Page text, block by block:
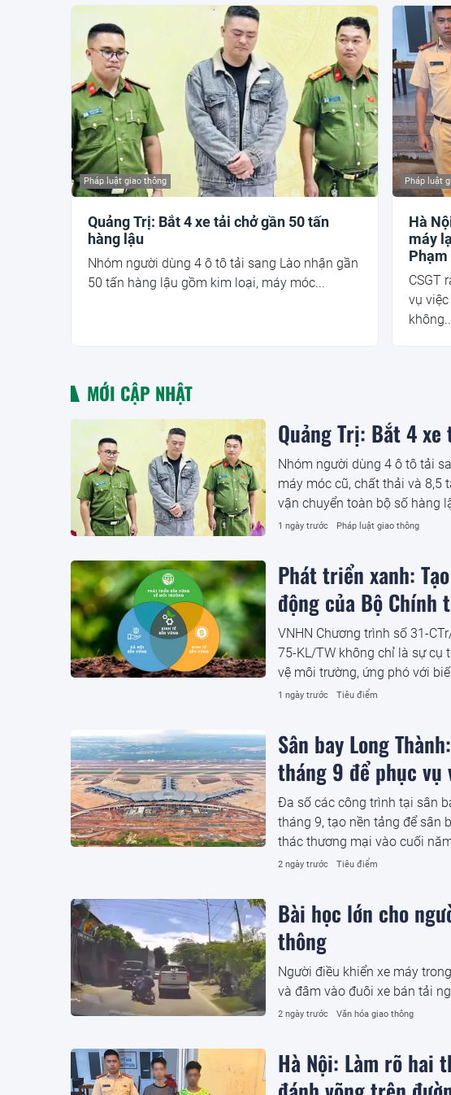
Pháp luật giao thông
Quảng Trị: Bắt 4 xe tải chở gần 50 tấn
hàng lậu
Nhóm người dùng 4 ô tô tải sang Lào nhận gần
50 tấn hàng lậu gồm kim loại, máy móc...
Pháp luật
Hà
máy
CSGT
vụ
MỚI CẬP NHẬT
Quảng Trị: Bắt 4
Nhóm người dùng 4 ô tô tải
máy móc cũ, chất thải và 8,5
vận chuyển toàn bộ số hàng
1 ngày trước Pháp luật giao thông
Phát triển xanh:
động của Bộ Chính
VNHN Chương trình số 31-
75-KL/TW không chỉ là sự cụ
vệ môi trường, ứng phó với
phản ánh bước phát triển
1 ngày trước Tiêu điểm
Sân bay Long
tháng 9 để phục vụ
Đa số các công trình tại sân
tháng 9, tạo nền tảng để sân
thác thương mại vào cuối
2 ngày trước Tiêu điểm
Bài học lớn cho
thông
Người điều khiển xe máy
và đâm vào đuôi xe bán tải
2 ngày trước Văn hóa giao thông
Hà Nội: Làm rõ hai